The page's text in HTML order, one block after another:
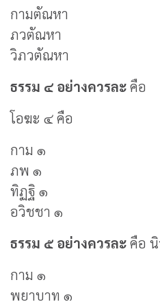
กามตัณหา
ภวตัณหา
วิภวตัณหา
ธรรม ๔ อย่างควรละคือ
โอฆะ ๔ คือ
กาม ๑
ภพ ๑
ทิฏฐิ ๑
อวิชชา ๑
ธรรม ๕ อย่างควรละคือ
กาม ๑
พยาบาท ๑